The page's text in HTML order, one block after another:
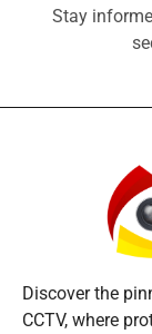
Stay
Discover the
CCTV, where